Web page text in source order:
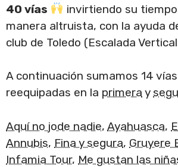
40 vías
invirtiendo su
manera altruista, con la ayuda
club de Toledo (Escalada
A continuación sumamos 14
reequipadas en la primera y
Aquí no jode nadie, Ayahuasca,
Annubis, Fina y segura, Gruyere
Infamia Tour, Me gustan las